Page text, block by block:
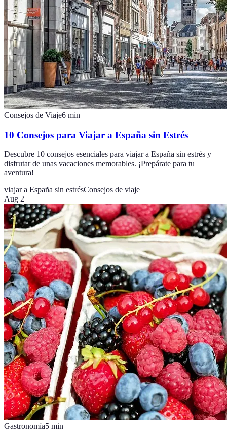
Consejos de Viaje6 min
10 Consejos para Viajar a España sin Estrés
Descubre 10 consejos esenciales para viajar a España sin estrés y
disfrutar de unas vacaciones memorables. ¡Prepárate para tu
aventura!
viajar a España sin estrésConsejos de viaje
Aug 2
Gastronomía5 min